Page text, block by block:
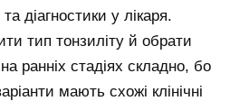
діагностики у лікаря.
тип тонзиліту й обрати
ранніх стадіях складно, бо
мають схожі клінічні